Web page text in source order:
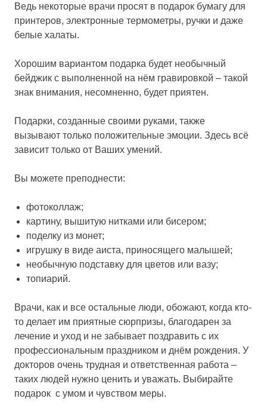
Ведь некоторые врачи просят в подарок бумагу для
принтеров, электронные термометры, ручки и даже
белые халаты.
Хорошим вариантом подарка будет необычный
бейджик с выполненной на нём гравировкой – такой
знак внимания, несомненно, будет приятен.
Подарки, созданные своими руками, также
вызывают только положительные эмоции. Здесь всё
зависит только от Ваших умений.
Вы можете преподнести:
фотоколлаж;
картину, вышитую нитками или бисером;
поделку из монет;
игрушку в виде аиста, приносящего малышей;
необычную подставку для цветов или вазу;
топиарий.
Врачи, как и все остальные люди, обожают, когда кто-
то делает им приятные сюрпризы, благодарен за
лечение и уход и не забывает поздравить с их
профессиональным праздником и днём рождения. У
докторов очень трудная и ответственная работа –
таких людей нужно ценить и уважать. Выбирайте
подарок с умом и чувством меры.